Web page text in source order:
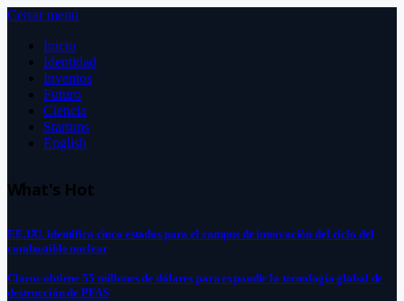
Cerrar menú
Inicio
Identidad
Inventos
Futuro
Ciencia
Startups
English
What's Hot
EE.UU. identifica cinco estados para el campus de innovación del ciclo del
combustible nuclear
Claros obtiene 55 millones de dólares para expandir la tecnología global de
destrucción de PFAS